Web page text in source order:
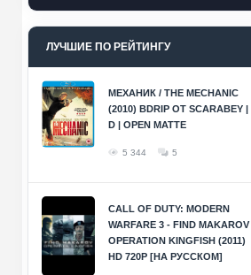
ЛУЧШИЕ ПО РЕЙТИНГУ
МЕХАНИК / THE MECHANIC
(2010) BDRIP ОТ SCARABEY |
D | OPEN MATTE
5 344 5
CALL OF DUTY: MODERN
WARFARE 3 - FIND MAKAROV
OPERATION KINGFISH (2011)
HD 720P [НА РУССКОМ]